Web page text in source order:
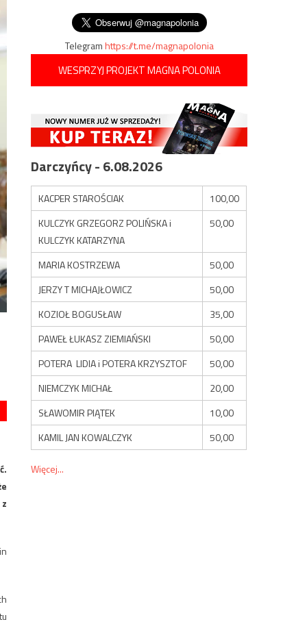
Telegramhttps://t.me/magnapolonia
WESPRZYJ PROJEKT MAGNA POLONIA
Darczyńcy - 6.08.2026
KACPER STAROŚCIAK
100,00
KULCZYK GRZEGORZ POLIŃSKA i
KULCZYK KATARZYNA
50,00
MARIA KOSTRZEWA
50,00
JERZY T MICHAJŁOWICZ
50,00
KOZIOŁ BOGUSŁAW
35,00
PAWEŁ ŁUKASZ ZIEMIAŃSKI
50,00
POTERA LIDIA i POTERA KRZYSZTOF
50,00
NIEMCZYK MICHAŁ
20,00
SŁAWOMIR PIĄTEK
10,00
KAMIL JAN KOWALCZYK
50,00
Więcej...